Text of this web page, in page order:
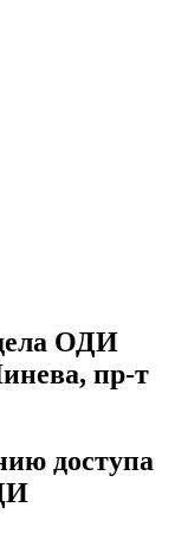
ОДИ
пр-т
доступа